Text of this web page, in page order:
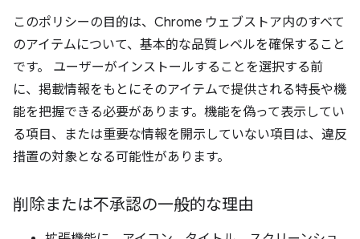
このポリシーの目的は、Chrome ウェブストア内のすべて
のアイテムについて、基本的な品質レベルを確保すること
です。 ユーザーがインストールすることを選択する前
に、掲載情報をもとにそのアイテムで提供される特長や機
能を把握できる必要があります。機能を偽って表示してい
る項目、または重要な情報を開示していない項目は、違反
措置の対象となる可能性があります。
削除または不承認の一般的な理由